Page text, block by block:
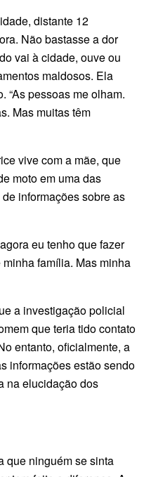
distante 12
Não bastasse a dor
vai à cidade, ouve ou
maldosos. Ela
“As pessoas me olham.
Mas muitas têm
vive com a mãe, que
moto em uma das
informações sobre as
eu tenho que fazer
família. Mas minha
a investigação policial
que teria tido contato
entanto, oficialmente, a
informações estão sendo
na elucidação dos
que ninguém se sinta